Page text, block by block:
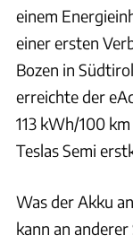
einem
einer ersten
Bozen in
erreichte der
113 kWh/100
Teslas Semi
Was der Akku
kann an